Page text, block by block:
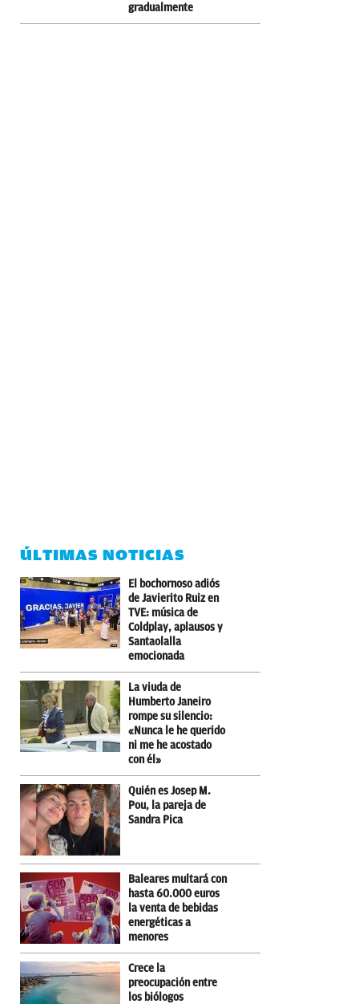
gradualmente
ÚLTIMAS NOTICIAS
El bochornoso adiós
de Javierito Ruiz en
TVE: música de
Coldplay, aplausos y
Santaolalla
emocionada
La viuda de
Humberto Janeiro
rompe su silencio:
«Nunca le he querido
ni me he acostado
con él»
Quién es Josep M.
Pou, la pareja de
Sandra Pica
Baleares multará con
hasta 60.000 euros
la venta de bebidas
energéticas a
menores
Crece la
preocupación entre
los biólogos